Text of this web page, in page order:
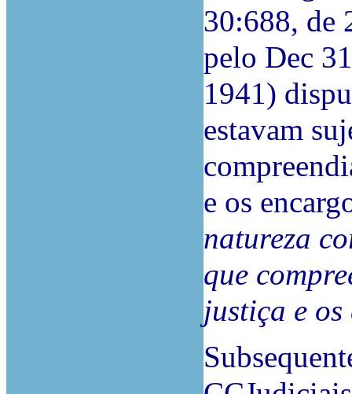
30:688, de
pelo Dec
1941)
estavam
e os
natureza
que
justiça e os